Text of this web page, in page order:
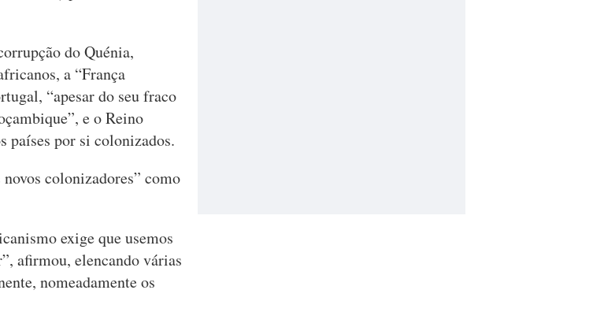
do Quénia,
a “França
“apesar do seu fraco
e o Reino
países por si colonizados.
colonizadores” como
exige que usemos
afirmou, elencando várias
nomeadamente os